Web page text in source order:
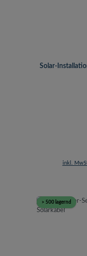
Solar-
inkl.
> 500 lagernd